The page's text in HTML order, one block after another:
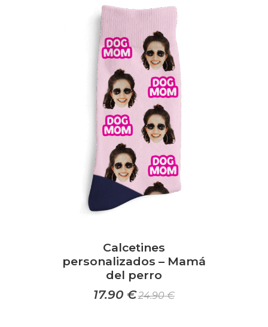
múltiples
variantes.
Las
opciones
pueden
elegir
en
la
página
de
producto
Calcetines
personalizados – Mamá
del perro
17.90 €24.90€